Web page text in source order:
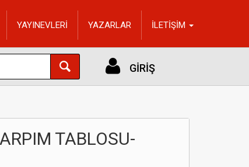
YAYINEVLERİ YAZARLAR İLETİŞİM
GİRİŞ
TABLOSU-